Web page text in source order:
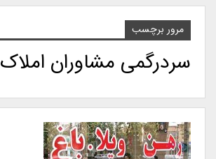
مرور برچسب
سردرگمی مشاوران املاک